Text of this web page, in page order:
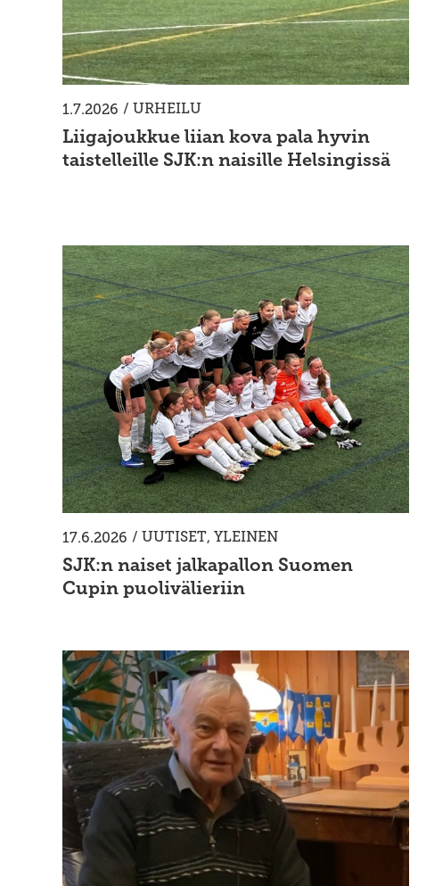
1.7.2026 / URHEILU
Liigajoukkue liian kova pala hyvin
taistelleille SJK:n naisille Helsingissä
17.6.2026 / UUTISET, YLEINEN
SJK:n naiset jalkapallon Suomen
Cupin puolivälieriin